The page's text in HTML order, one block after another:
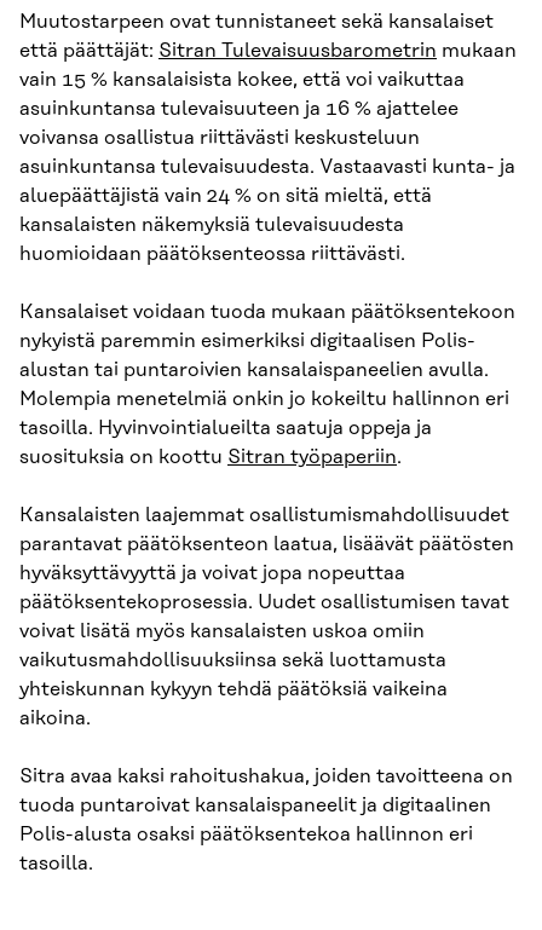
Muutostarpeen ovat tunnistaneet sekä kansalaiset
että päättäjät: Sitran Tulevaisuusbarometrin mukaan
vain 15 % kansalaisista kokee, että voi vaikuttaa
asuinkuntansa tulevaisuuteen ja 16 % ajattelee
voivansa osallistua riittävästi keskusteluun
asuinkuntansa tulevaisuudesta. Vastaavasti kunta- ja
aluepäättäjistä vain 24 % on sitä mieltä, että
kansalaisten näkemyksiä tulevaisuudesta
huomioidaan päätöksenteossa riittävästi.
Kansalaiset voidaan tuoda mukaan päätöksentekoon
nykyistä paremmin esimerkiksi digitaalisen Polis-
alustan tai puntaroivien kansalaispaneelien avulla.
Molempia menetelmiä onkin jo kokeiltu hallinnon eri
tasoilla. Hyvinvointialueilta saatuja oppeja ja
suosituksia on koottu Sitran työpaperiin.
Kansalaisten laajemmat osallistumismahdollisuudet
parantavat päätöksenteon laatua, lisäävät päätösten
hyväksyttävyyttä ja voivat jopa nopeuttaa
päätöksentekoprosessia. Uudet osallistumisen tavat
voivat lisätä myös kansalaisten uskoa omiin
vaikutusmahdollisuuksiinsa sekä luottamusta
yhteiskunnan kykyyn tehdä päätöksiä vaikeina
aikoina.
Sitra avaa kaksi rahoitushakua, joiden tavoitteena on
tuoda puntaroivat kansalaispaneelit ja digitaalinen
Polis-alusta osaksi päätöksentekoa hallinnon eri
tasoilla.